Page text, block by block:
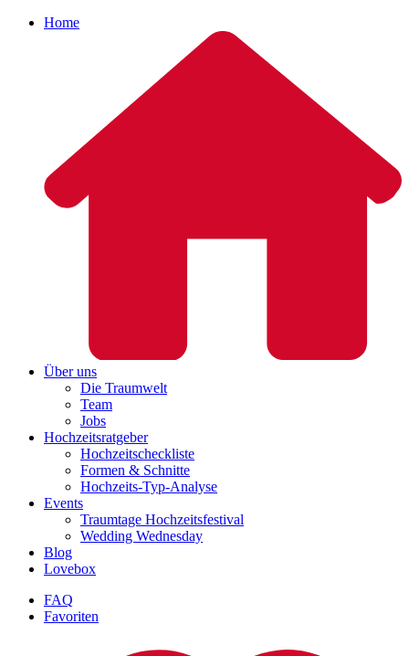
Home
Über uns
Die Traumwelt
Team
Jobs
Hochzeitsratgeber
Hochzeitscheckliste
Formen & Schnitte
Hochzeits-Typ-Analyse
Events
Traumtage Hochzeitsfestival
Wedding Wednesday
Blog
Lovebox
FAQ
Favoriten